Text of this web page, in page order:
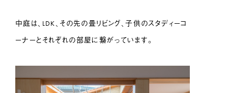
中庭は、LDK、その先の畳リビング、子供のスタディーコ
ーナーとそれぞれの部屋に繋がっています。